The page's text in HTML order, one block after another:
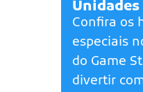
Unidades
Confira os
especiais
do Game
divertir